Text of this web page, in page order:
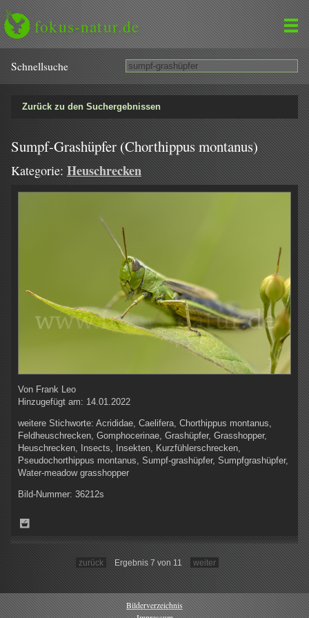
fokus-natur.de
Schnell­suche
Zurück zu den Suchergebnissen
Sumpf-Grashüpfer (Chorthippus montanus)
Kategorie: Heuschrecken
Von Frank Leo
Hinzugefügt am: 14.01.2022
weitere Stichworte: Acrididae, Caelifera, Chorthippus montanus,
Feldheuschrecken, Gomphocerinae, Grashüpfer, Grasshopper,
Heuschrecken, Insects, Insekten, Kurzfühlerschrecken,
Pseudochorthippus montanus, Sumpf-grashüpfer, Sumpfgrashüpfer,
Water-meadow grasshopper
Bild-Nummer: 36212s
zurück Ergebnis 7 von 11 weiter
Bilderverzeichnis